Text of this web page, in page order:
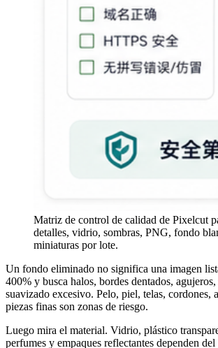
Matriz de control de calidad de Pixelcut
detalles, vidrio, sombras, PNG, fondo
miniaturas por lote.
Un fondo eliminado no significa una imagen
400% y busca halos, bordes dentados,
suavizado excesivo. Pelo, piel, telas, cordones,
piezas finas son zonas de riesgo.
Luego mira el material. Vidrio, plástico
perfumes y empaques reflectantes dependen